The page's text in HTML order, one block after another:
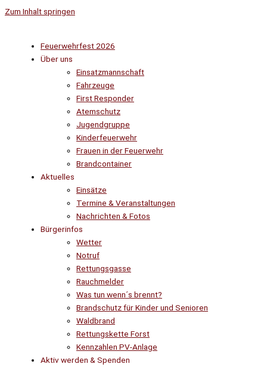
Zum Inhalt springen
Feuerwehrfest 2026
Über uns
Einsatzmannschaft
Fahrzeuge
First Responder
Atemschutz
Jugendgruppe
Kinderfeuerwehr
Frauen in der Feuerwehr
Brandcontainer
Aktuelles
Einsätze
Termine & Veranstaltungen
Nachrichten & Fotos
Bürgerinfos
Wetter
Notruf
Rettungsgasse
Rauchmelder
Was tun wenn´s brennt?
Brandschutz für Kinder und Senioren
Waldbrand
Rettungskette Forst
Kennzahlen PV-Anlage
Aktiv werden & Spenden